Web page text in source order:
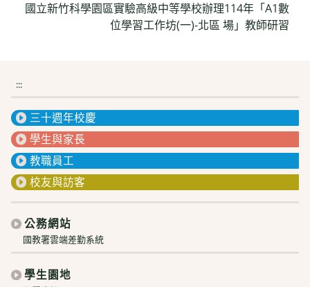
國立新竹科學園區實驗高級中等學校辦理114年「A1數
位學習工作坊(一)-北區 場」教師研習
:::
三十週年校慶
學生與家長
教職員工
校友與訪客
公務網站
國教署雲端差勤系統
學生園地